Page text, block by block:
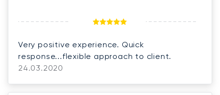
Very positive experience. Quick
response...flexible approach to client.
24.03.2020